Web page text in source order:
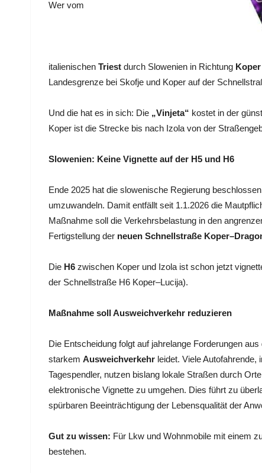
Wer vom
italienischen Triest durch Slowenien in Richtung Koper
Landesgrenze bei Skofje und Koper auf der
Und die hat es in sich: Die „Vinjeta“ kostet in der
Koper ist die Strecke bis nach Izola von der
Slowenien: Keine Vignette auf der H5 und H6
Ende 2025 hat die slowenische Regierung
umzuwandeln. Damit entfällt seit 1.1.2026 die
Maßnahme soll die Verkehrsbelastung in den
Fertigstellung der neuen Schnellstraße
Die H6 zwischen Koper und Izola ist schon jetzt
der Schnellstraße H6 Koper–Lucija).
Maßnahme soll Ausweichverkehr reduzieren
Die Entscheidung folgt auf jahrelange Forderungen
starkem Ausweichverkehr leidet. Viele
Tagespendler, nutzen bislang lokale Straßen durch
elektronische Vignette zu umgehen. Dies führt zu
spürbaren Beeinträchtigung der Lebensqualität der
Gut zu wissen: Für Lkw und Wohnmobile mit einem
bestehen.